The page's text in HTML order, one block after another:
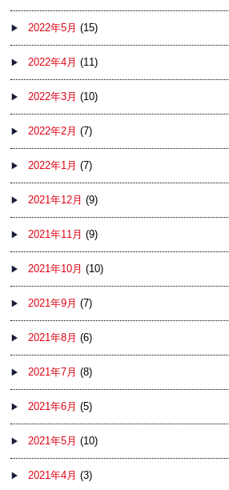
2022年5月 (15)
2022年4月 (11)
2022年3月 (10)
2022年2月 (7)
2022年1月 (7)
2021年12月 (9)
2021年11月 (9)
2021年10月 (10)
2021年9月 (7)
2021年8月 (6)
2021年7月 (8)
2021年6月 (5)
2021年5月 (10)
2021年4月 (3)